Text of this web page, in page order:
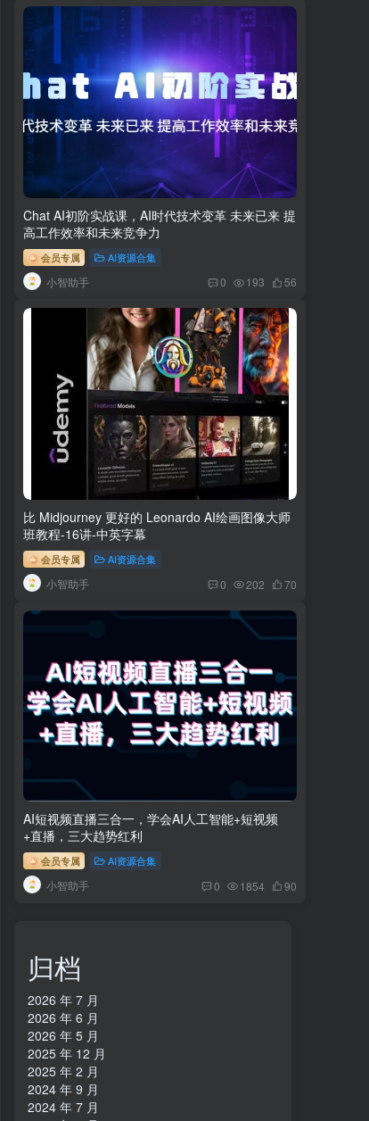
Chat AI初阶实战课，AI时代技术变革 未来已来 提
高工作效率和未来竞争力
会员专属 AI资源合集
小智助手 0 193 56
比 Midjourney 更好的 Leonardo AI绘画图像大师
班教程-16讲-中英字幕
会员专属 AI资源合集
小智助手 0 202 70
AI短视频直播三合一，学会AI人工智能+短视频
+直播，三大趋势红利
会员专属 AI资源合集
小智助手 0 1854 90
归档
2026 年 7 月
2026 年 6 月
2026 年 5 月
2025 年 12 月
2025 年 2 月
2024 年 9 月
2024 年 7 月